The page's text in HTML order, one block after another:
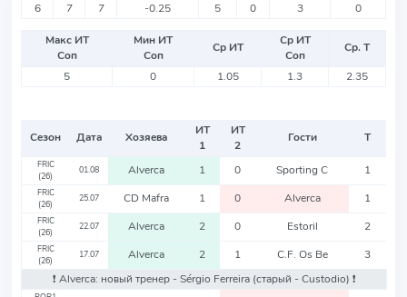
6
7 7 -0.25 5 0 3 0
Макс ИТ
Соп
Мин ИТ
Соп
Ср ИТ
Ср ИТ
Соп
Ср. Т
5
0 1.05 1.3 2.35
Сезон Дата Хозяева
ИТ
1
ИТ
2
Гости Т
FRIC
(26)
01.08 Alverca 1 0 Sporting C 1
FRIC
(26)
25.07 CD Mafra 1 0 Alverca 1
FRIC
(26)
22.07 Alverca 2 0 Estoril 2
FRIC
(26)
17.07 Alverca 2 1 C.F. Os Be
3
❗️ Alverca: новый тренер - Sérgio Ferreira (старый - Custodio) ❗️